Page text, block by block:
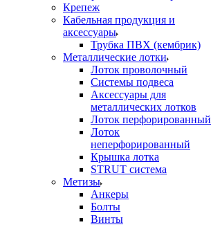
Крепеж
Кабельная продукция и
аксессуары
Трубка ПВХ (кембрик)
Металлические лотки
Лоток проволочный
Системы подвеса
Аксессуары для
металлических лотков
Лоток перфорированный
Лоток
неперфорированный
Крышка лотка
STRUT система
Метизы
Анкеры
Болты
Винты